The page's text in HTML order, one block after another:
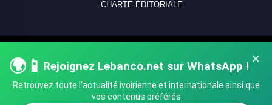
×
🌍📱 Rejoignez Lebanco.net sur WhatsApp !
Retrouvez toute l'actualité ivoirienne et internationale ainsi que
vos contenus préférés
CHARTE ÉDITORIALE
réservés - All rights reserved.